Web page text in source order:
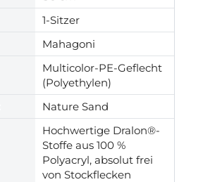
1-Sitzer
Mahagoni
Multicolor-PE-Geflecht
(Polyethylen)
Nature Sand
Hochwertige Dralon®-
Stoffe aus 100 %
Polyacryl, absolut frei
von Stockflecken